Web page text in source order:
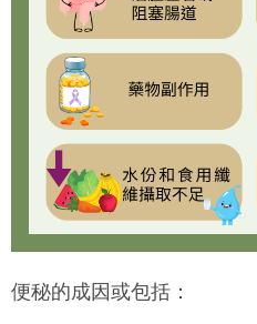
便秘的成因或包括：